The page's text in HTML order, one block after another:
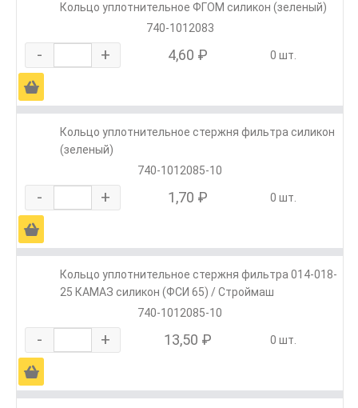
Кольцо уплотнительное ФГОМ силикон (зеленый)
740-1012083
- + 4,60 ₽ 0 шт.
Ä
Кольцо уплотнительное стержня фильтра силикон
(зеленый)
740-1012085-10
- + 1,70 ₽ 0 шт.
Ä
Кольцо уплотнительное стержня фильтра 014-018-
25 КАМАЗ силикон (ФСИ 65) / Строймаш
740-1012085-10
- + 13,50 ₽ 0 шт.
Ä